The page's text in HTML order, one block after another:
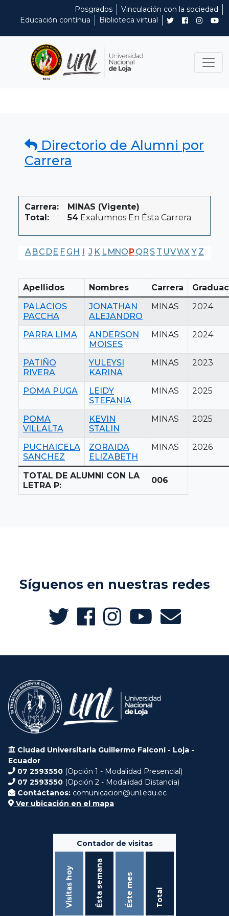
Posgrados
Vinculación con la sociedad
Educación contínua
Biblioteca virtual
Directorio de Alumni por
Carrera
Carrera:
MINAS (Vigente)
Total:
54 Exalumnos En Ésta Carrera
A BC DE F G H I J K LMNOPQR S T UVWX Y Z
Apellidos Nombres Carrera
PALACIOS
PACCHA
JONATHAN
ALEJANDRO
MINAS 2024
PARRA LIMA
ANDERSON
MOISES
MINAS 2024
PATIÑO
RIVERA
YULEYSI
KARINA
MINAS 2023
POMA PUGA
LEIDY
STEFANIA
MINAS 2025
POMA
VILLALTA
KEVIN
STALIN
MINAS 2025
PUCHAICELA
SANCHEZ
ZORAIDA
ELIZABETH
MINAS 2026
TOTAL DE ALUMNI CON LA
LETRA P:
006
Síguenos en nuestras redes
Ciudad Universitaria Guillermo Falconí - Loja -
Ecuador
07 2593550 (Opción 1 - Modalidad Presencial)
07 2593550 (Opción 2 - Modalidad Distancia)
Contáctanos: comunicacion@unl.edu.ec
Ver ubicación en el mapa
Contador de visitas
Visitas hoy Ésta semana Éste mes Total